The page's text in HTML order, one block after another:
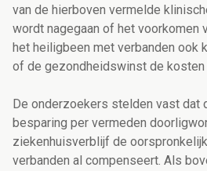
van de hierboven vermelde
wordt nagegaan of het voorkomen
het heiligbeen met verbanden ook
of de gezondheidswinst de kosten
De onderzoekers stelden vast dat
besparing per vermeden
ziekenhuisverblijf de
verbanden al compenseert. Als